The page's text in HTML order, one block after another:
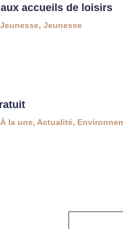
accueils de loisirs
Jeunesse, Jeunesse
À la une, Actualité,